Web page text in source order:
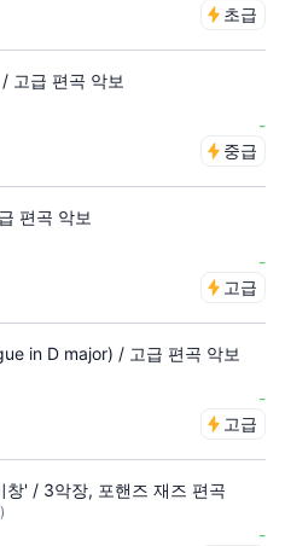
초급
고급 편곡 악보
-
중급
편곡 악보
-
고급
in D major) / 고급 편곡 악보
-
고급
창' / 3악장, 포핸즈 재즈 편곡
-